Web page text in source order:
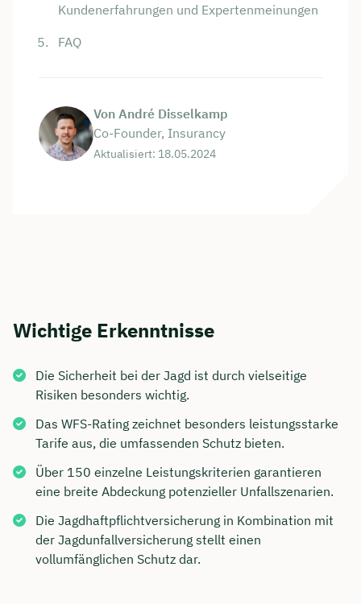
Kundenerfahrungen und Expertenmeinungen
FAQ
Von André Disselkamp
Co-Founder, Insurancy
Aktualisiert: 18.05.2024
Wichtige Erkenntnisse
Die Sicherheit bei der Jagd ist durch vielseitige
Risiken besonders wichtig.
Das WFS-Rating zeichnet besonders leistungsstarke
Tarife aus, die umfassenden Schutz bieten.
Über 150 einzelne Leistungskriterien garantieren
eine breite Abdeckung potenzieller Unfallszenarien.
Die Jagdhaftpflichtversicherung in Kombination mit
der Jagdunfallversicherung stellt einen
vollumfänglichen Schutz dar.